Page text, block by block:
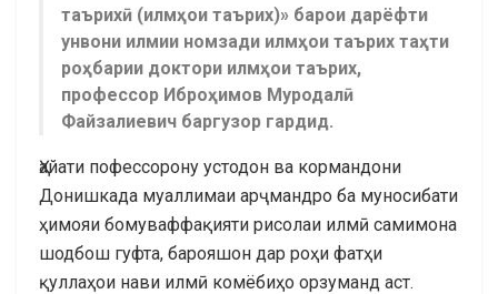
таърихӣ (илмҳои таърих)» барои дарёфти
унвони илмии номзади илмҳои таърих таҳти
роҳбарии доктори илмҳои таърих,
профессор Иброҳимов Муродалӣ
Файзалиевич баргузор гардид.
Ҳайати пофессорону устодон ва кормандони
Донишкада муаллимаи арҷмандро ба муносибати
ҳимояи бомуваффақияти рисолаи илмӣ самимона
шодбош гуфта, барояшон дар роҳи фатҳи
қуллаҳои нави илмӣ комёбиҳо орзуманд аст.